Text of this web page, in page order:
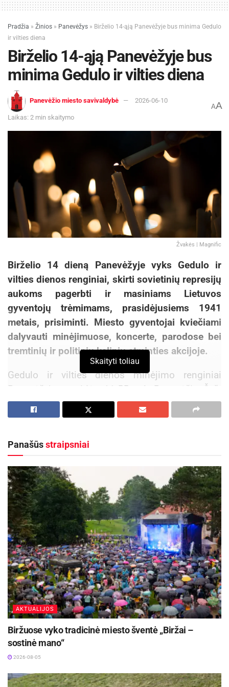
Pradžia » Žinios » Panevėžys » Birželio 14-ąją Panevėžyje bus minima Gedulo
ir vilties diena
Birželio 14-ąją Panevėžyje bus
minima Gedulo ir vilties diena
Panevėžio miesto savivaldybė 2026-06-10
Laikas: 2 min skaitymo
AA
Žvakės | Magnific
Birželio 14 dieną Panevėžyje vyks Gedulo ir
vilties dienos renginiai, skirti sovietinių represijų
aukoms pagerbti ir masiniams Lietuvos
gyventojų trėmimams, prasidėjusiems 1941
metais, prisiminti. Miesto gyventojai kviečiami
dalyvauti minėjimuose, koncerte, parodose bei
tremtinių ir politinių kalinių atminties akcijoje.
Gedulo ir vilties dienos minėjimo renginiai
Panevėžyje prasidės 11.55 val. Panevėžio Švč.
Trejybės bažnyčioje iškilminga Lietuvos politinių
kalinių ir tremtinių sąjungos, Lietuvos laisvės
Lietuvos skautijos Panevėžio krašto skautų
pagerbtas tremties ir represijų aukų atminimas
visuotine tylos minute, o 12 val. aukojamos šv.
Mišios už politinius kalinius ir tremtinius.
Aktualios naujienos
Festivalį „ConTempo“ Kaune uždarys sudėtingas
pasirodymas aštuonių metrų aukštyje ir piknikas
Santakoje
2026-08-05
Kėdainių kultūros centras organizuoja
pavėžėjimą prie kėdainiečių pastatyto kryžiaus
Baltijos kelyje
sovietmečio represijų aukų pagerbimo
Skaityti toliau
Panašūsstraipsniai
AKTUALIJOS
Biržuose vyko tradicinė miesto šventė „Biržai –
sostinė mano“
2026-08-05